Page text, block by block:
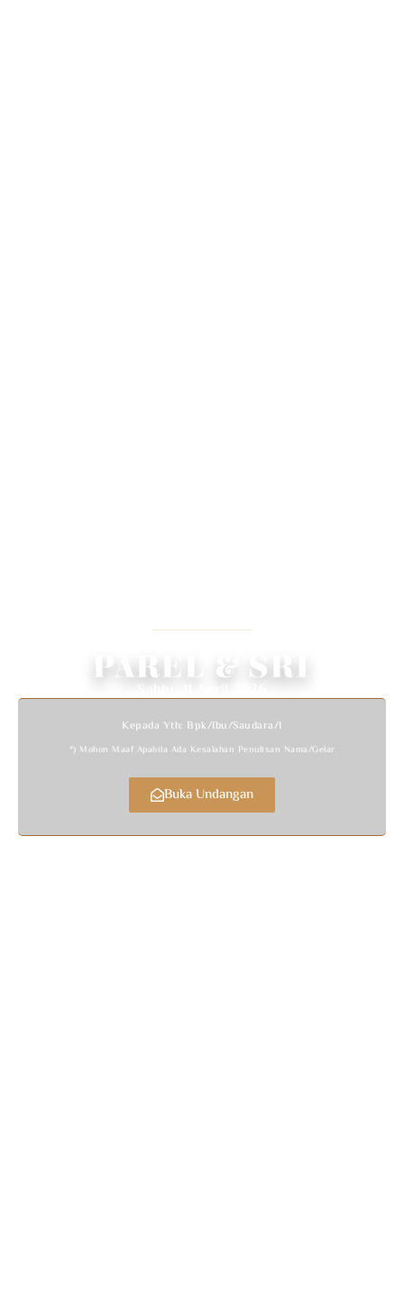
PAREL & SRI
Sabtu, 11 April 2026
Kepada Yth: Bpk/Ibu/Saudara/i
*) Mohon Maaf Apabila Ada Kesalahan Penulisan Nama/gelar
Buka Undangan